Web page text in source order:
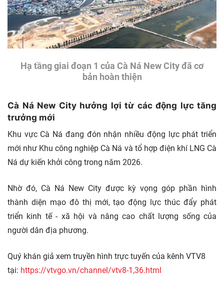
Hạ tầng giai đoạn 1 của Cà Ná New City đã cơ
bản hoàn thiện
Cà Ná New City hưởng lợi từ các động lực tăng
trưởng mới
Khu vực Cà Ná đang đón nhận nhiều động lực phát triển
mới như Khu công nghiệp Cà Ná và tổ hợp điện khí LNG Cà
Ná dự kiến khởi công trong năm 2026.
Nhờ đó, Cà Ná New City được kỳ vọng góp phần hình
thành diện mạo đô thị mới, tạo động lực thúc đẩy phát
triển kinh tế - xã hội và nâng cao chất lượng sống của
người dân địa phương.
Quý khán giả xem truyền hình trực tuyến của kênh VTV8
tại: https://vtvgo.vn/channel/vtv8-1,36.html